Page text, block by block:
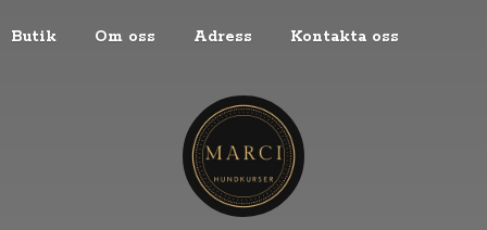
Butik Om oss Adress Kontakta oss